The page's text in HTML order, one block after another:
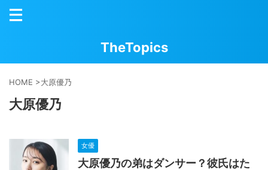
TheTopics
HOME >大原優乃
大原優乃
女優
大原優乃の弟はダンサー？彼氏はた